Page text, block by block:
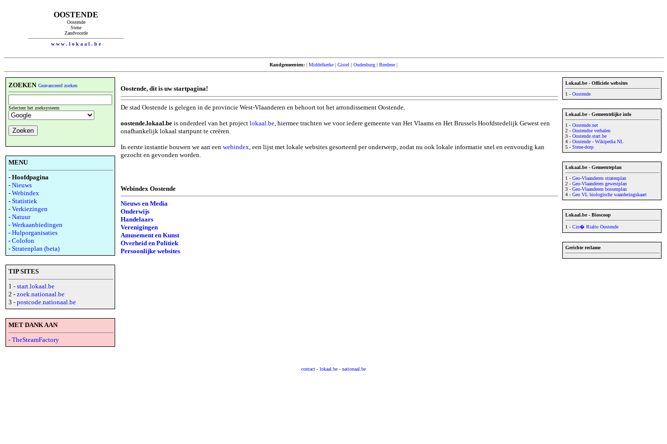
OOSTENDE
Oostende
Stene
Zandvoorde
w w w . l o k a a l . b e
Randgemeenten: | Middelkerke | Gistel | Oudenburg | Bredene |
ZOEKEN Geavanceerd zoeken
Selecteer het zoeksysteem
MENU
- Hoofdpagina
- Nieuws
- Webindex
- Statistiek
- Verkiezingen
- Natuur
- Werkaanbiedingen
- Hulporganisaties
- Colofon
- Stratenplan (beta)
TIP SITES
1 - start.lokaal.be
2 - zoek.nationaal.be
3 - postcode.nationaal.be
MET DANK AAN
- TheSteamFactory
Oostende, dit is uw startpagina!
De stad Oostende is gelegen in de provincie West-Vlaanderen en behoort tot het arrondissement Oostende.
oostende.lokaal.be is onderdeel van het project lokaal.be , hiermee trachten we voor iedere gemeente van Het Vlaams en Het Brussels Hoofdstedelijk Gewest een
onafhankelijk lokaal startpunt te creëren.
In eerste instantie bouwen we aan een webindex , een lijst met lokale websites gesorteerd per onderwerp, zodat nu ook lokale informatie snel en eenvoudig kan
gezocht en gevonden worden.
Webindex Oostende
Nieuws en Media
Onderwijs
Handelaars
Verenigingen
Amusement en Kunst
Overheid en Politiek
Persoonlijke websites
Lokaal.be - Officiele websites
1 - Oostende
Lokaal.be - Gemeentelijke info
1 - Oostende.net
2 - Oostendse verhalen
3 - Oostende.start.be
4 - Oostende - Wikipedia NL
5 - Stene-dorp
Lokaal.be - Gemeenteplan
1 - Geo-Vlaanderen stratenplan
2 - Geo-Vlaanderen gewestplan
3 - Geo-Vlaanderen bossenplan
4 - Geo VL biologische waarderingskaart
Lokaal.be - Bioscoop
1 - Cin� Rialto Oostende
Gerichte reclame
contact - lokaal.be - nationaal.be